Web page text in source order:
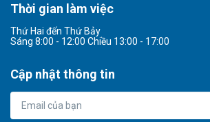
Thời gian làm việc
Thứ Hai đến Thứ Bảy
Sáng 8:00 - 12:00 Chiều 13:00 - 17:00
Cập nhật thông tin